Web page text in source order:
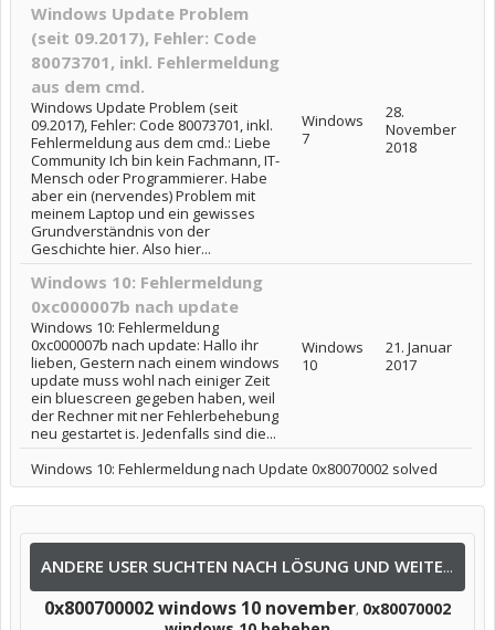
Windows Update Problem
(seit 09.2017), Fehler: Code
80073701, inkl. Fehlermeldung
aus dem cmd.
Windows Update Problem (seit
09.2017), Fehler: Code 80073701, inkl.
Fehlermeldung aus dem cmd.: Liebe
Community Ich bin kein Fachmann, IT-
Mensch oder Programmierer. Habe
aber ein (nervendes) Problem mit
meinem Laptop und ein gewisses
Grundverständnis von der
Geschichte hier. Also hier...
Windows
7
28.
November
2018
Windows 10: Fehlermeldung
0xc000007b nach update
Windows 10: Fehlermeldung
0xc000007b nach update: Hallo ihr
lieben, Gestern nach einem windows
update muss wohl nach einiger Zeit
ein bluescreen gegeben haben, weil
der Rechner mit ner Fehlerbehebung
neu gestartet is. Jedenfalls sind die...
Windows
10
21. Januar
2017
Windows 10: Fehlermeldung nach Update 0x80070002 solved
ANDERE USER SUCHTEN NACH LÖSUNG UND WEITEREN INFOS NACH:
0x800700002 windows 10 november, 0x80070002